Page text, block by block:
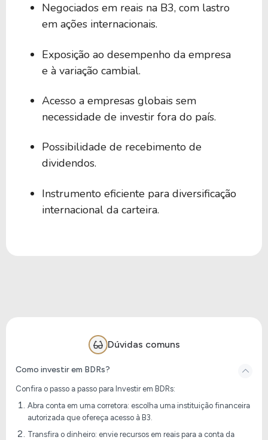
Negociados em reais na B3, com lastro
em ações internacionais.
Exposição ao desempenho da empresa
e à variação cambial.
Acesso a empresas globais sem
necessidade de investir fora do país.
Possibilidade de recebimento de
dividendos.
Instrumento eficiente para diversificação
internacional da carteira.
Dúvidas comuns
Como investir em BDRs?
Confira o passo a passo para Investir em BDRs:
Abra conta em uma corretora: escolha uma instituição financeira
autorizada que ofereça acesso à B3.
Transfira o dinheiro: envie recursos em reais para a conta da